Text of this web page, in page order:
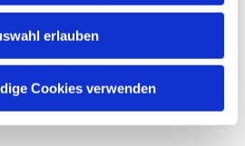
erlauben
Cookies verwenden